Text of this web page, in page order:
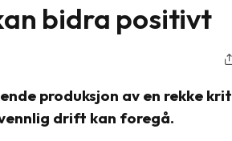
bidra positivt
produksjon av en rekke
drift kan foregå.